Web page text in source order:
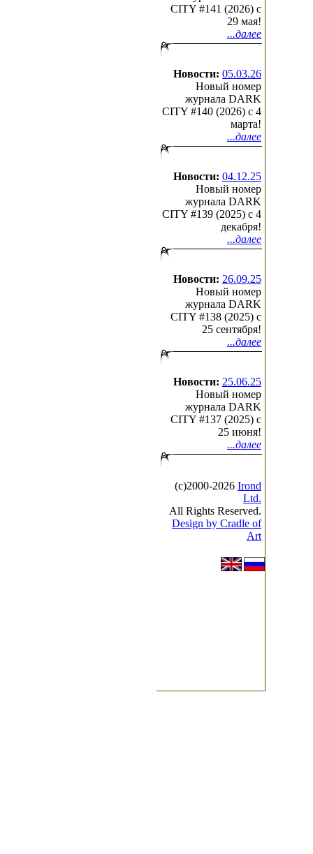
CITY #141 (2026) c
29 мая!
...далее
Новости: 05.03.26
Новый номер
журнала DARK
CITY #140 (2026) c 4
марта!
...далее
Новости: 04.12.25
Новый номер
журнала DARK
CITY #139 (2025) c 4
декабря!
...далее
Новости: 26.09.25
Новый номер
журнала DARK
CITY #138 (2025) c
25 сентября!
...далее
Новости: 25.06.25
Новый номер
журнала DARK
CITY #137 (2025) c
25 июня!
...далее
(с)2000-2026 Irond
Ltd.
All Rights Reserved.
Design by Cradle of
Art